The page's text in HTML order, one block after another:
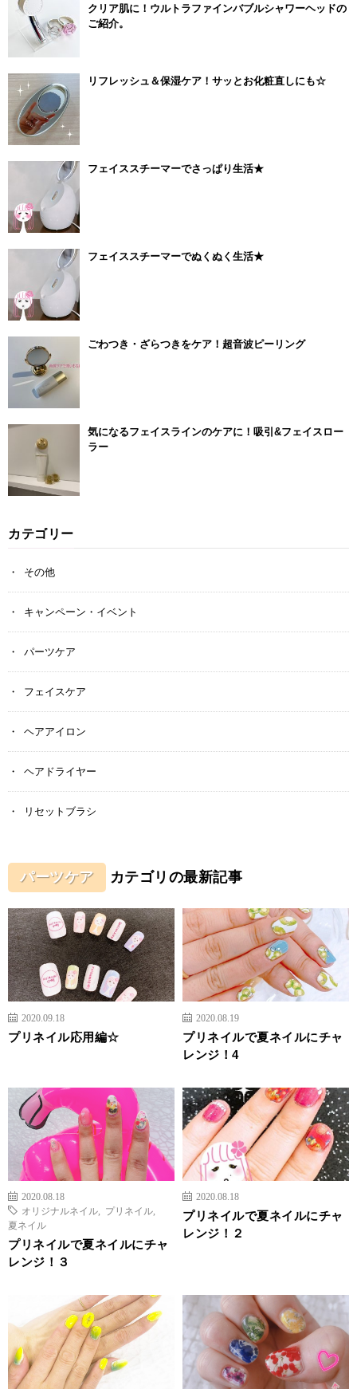
クリア肌に！ウルトラファインバブルシャワーヘッドの
ご紹介。
リフレッシュ＆保湿ケア！サッとお化粧直しにも☆
フェイススチーマーでさっぱり生活★
フェイススチーマーでぬくぬく生活★
ごわつき・ざらつきをケア！超音波ピーリング
気になるフェイスラインのケアに！吸引&フェイスロー
ラー
カテゴリー
その他
キャンペーン・イベント
パーツケア
フェイスケア
ヘアアイロン
ヘアドライヤー
リセットブラシ
パーツケア カテゴリの最新記事
2020.09.18
プリネイル応用編☆
2020.08.19
プリネイルで夏ネイルにチャ
レンジ！4
2020.08.18
オリジナルネイル
プリネイル
夏ネイル
プリネイルで夏ネイルにチャ
レンジ！３
2020.08.18
プリネイルで夏ネイルにチャ
レンジ！２